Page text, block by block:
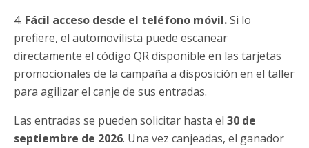
4. Fácil acceso desde el teléfono móvil.Si lo
prefiere, el automovilista puede escanear
directamente el código QR disponible en las tarjetas
promocionales de la campaña a disposición en el taller
para agilizar el canje de sus entradas.
Las entradas se pueden solicitar hasta el 30 de
septiembre de 2026. Una vez canjeadas, el ganador